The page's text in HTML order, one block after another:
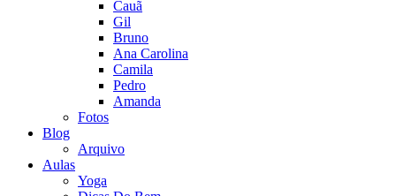
Cauã
Gil
Bruno
Ana Carolina
Camila
Pedro
Amanda
Fotos
Blog
Arquivo
Aulas
Yoga